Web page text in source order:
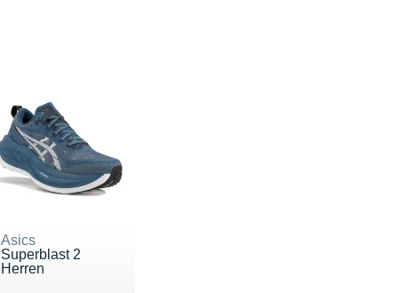
Asics
Superblast 2
Herren